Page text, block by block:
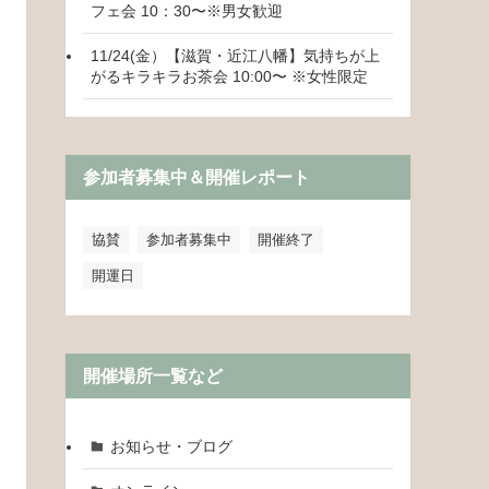
フェ会 10：30〜※男女歓迎
11/24(金）【滋賀・近江八幡】気持ちが上
がるキラキラお茶会 10:00〜 ※女性限定
参加者募集中＆開催レポート
協賛 参加者募集中 開催終了
開運日
開催場所一覧など
お知らせ・ブログ